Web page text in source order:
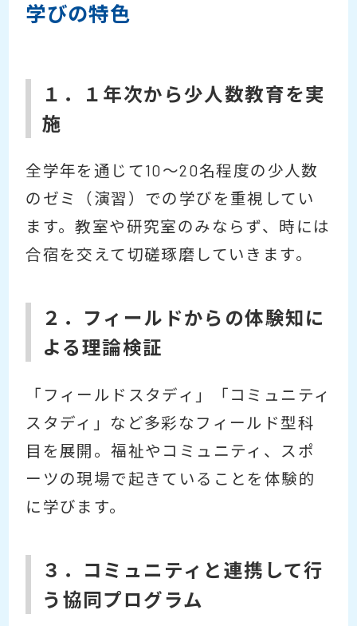
学びの特色
１．１年次から少人数教育を実
施
全学年を通じて10～20名程度の少人数
のゼミ（演習）での学びを重視してい
ます。教室や研究室のみならず、時には
合宿を交えて切磋琢磨していきます。
２．フィールドからの体験知に
よる理論検証
「フィールドスタディ」「コミュニティ
スタディ」など多彩なフィールド型科
目を展開。福祉やコミュニティ、スポ
ーツの現場で起きていることを体験的
に学びます。
３．コミュニティと連携して行
う協同プログラム